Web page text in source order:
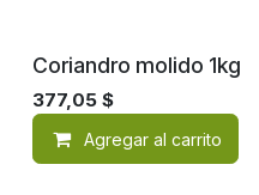
Coriandro molido 1kg
377,05 $
Agregar al carrito